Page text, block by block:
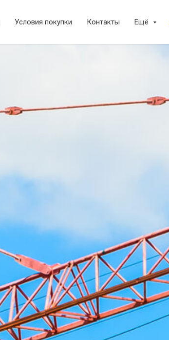
Условия покупки Контакты Ещё